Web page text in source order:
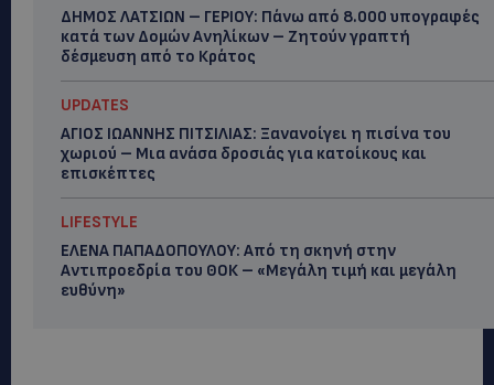
ΔΗΜΟΣ ΛΑΤΣΙΩΝ – ΓΕΡΙΟΥ: Πάνω από 8.000 υπογραφές
κατά των Δομών Ανηλίκων – Ζητούν γραπτή
δέσμευση από το Κράτος
UPDATES
ΑΓΙΟΣ ΙΩΑΝΝΗΣ ΠΙΤΣΙΛΙΑΣ: Ξανανοίγει η πισίνα του
χωριού – Μια ανάσα δροσιάς για κατοίκους και
επισκέπτες
LIFESTYLE
ΕΛΕΝΑ ΠΑΠΑΔΟΠΟΥΛΟΥ: Από τη σκηνή στην
Αντιπροεδρία του ΘΟΚ – «Μεγάλη τιμή και μεγάλη
ευθύνη»